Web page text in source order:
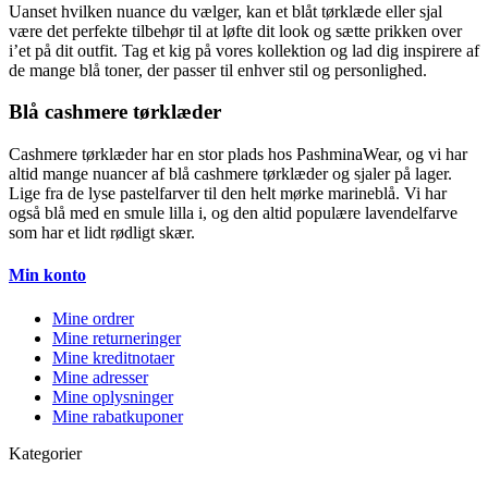
Uanset hvilken nuance du vælger, kan et blåt tørklæde eller sjal
være det perfekte tilbehør til at løfte dit look og sætte prikken over
i’et på dit outfit. Tag et kig på vores kollektion og lad dig inspirere af
de mange blå toner, der passer til enhver stil og personlighed.
Blå cashmere tørklæder
Cashmere tørklæder har en stor plads hos PashminaWear, og vi har
altid mange nuancer af blå cashmere tørklæder og sjaler på lager.
Lige fra de lyse pastelfarver til den helt mørke marineblå. Vi har
også blå med en smule lilla i, og den altid populære lavendelfarve
som har et lidt rødligt skær.
Min konto
Mine ordrer
Mine returneringer
Mine kreditnotaer
Mine adresser
Mine oplysninger
Mine rabatkuponer
Kategorier